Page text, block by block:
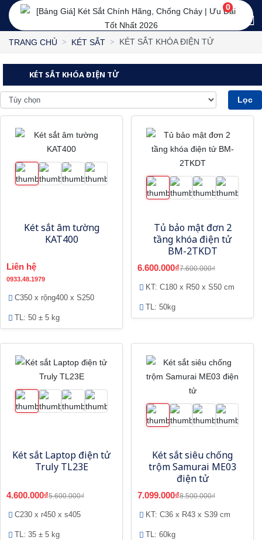
0
TRANG CHỦ KÉT SẮT KÉT SẮT KHÓA ĐIỆN TỬ
KÉT SẮT KHÓA ĐIỆN TỬ
Lọc
Két sắt âm tường
KAT400
Liên hệ
0933.48.1979
C350 x rộng400 x S250
TL: 50 ± 5 kg
Tủ bảo mật đơn 2
tầng khóa điện tử
BM-2TKDT
6.600.000₫7.600.000₫
KT: C180 x R50 x S50 cm
TL: 50kg
Két sắt Laptop điện tử
Truly TL23E
4.600.000₫5.600.000₫
C230 x r450 x s405
TL: 35 ± 5 kg
Két sắt siêu chống
trộm Samurai ME03
điện tử
7.099.000₫8.500.000₫
KT: C36 x R43 x S39 cm
TL: 60kg